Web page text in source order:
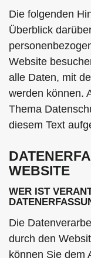
Die folgenden
Überblick
Website
alle Daten, mit
werden können.
Thema
diesem Text
WEBSITE
WER IST
Die
durch den
können Sie dem